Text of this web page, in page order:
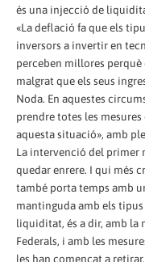
és una injecció de
«La deflació fa que els
inversors a invertir en
perceben millores perquè
malgrat que els seus
Noda. En aquestes
prendre totes les
aquesta situació», amb
La intervenció del primer
quedar enrere. I qui més
també porta temps amb
mantinguda amb els
liquiditat, és a dir, amb la
Federals, i amb les
les han començat a retirar.